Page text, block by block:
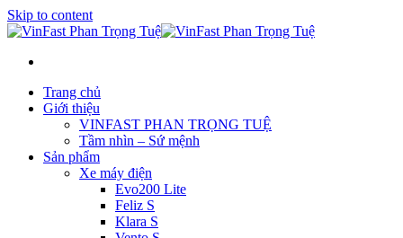
Skip to content
Trang chủ
Giới thiệu
VINFAST PHAN TRỌNG TUỆ
Tầm nhìn – Sứ mệnh
Sản phẩm
Xe máy điện
Evo200 Lite
Feliz S
Klara S